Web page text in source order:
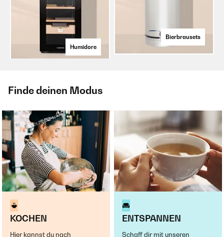
Humidore
Bierbrausets
Finde deinen Modus
KOCHEN
Hier kannst du nach
ENTSPANNEN
Schaff dir mit unseren